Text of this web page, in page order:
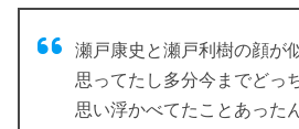
瀬戸康史と瀬戸利樹の顔が
思ってたし多分今までどっ
思い浮かべてたことあった